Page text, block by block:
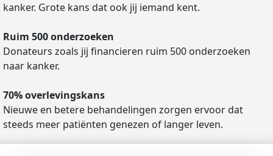
kanker. Grote kans dat ook jij iemand kent.
Ruim 500 onderzoeken
Donateurs zoals jij financieren ruim 500 onderzoeken
naar kanker.
70% overlevingskans
Nieuwe en betere behandelingen zorgen ervoor dat
steeds meer patiënten genezen of langer leven.